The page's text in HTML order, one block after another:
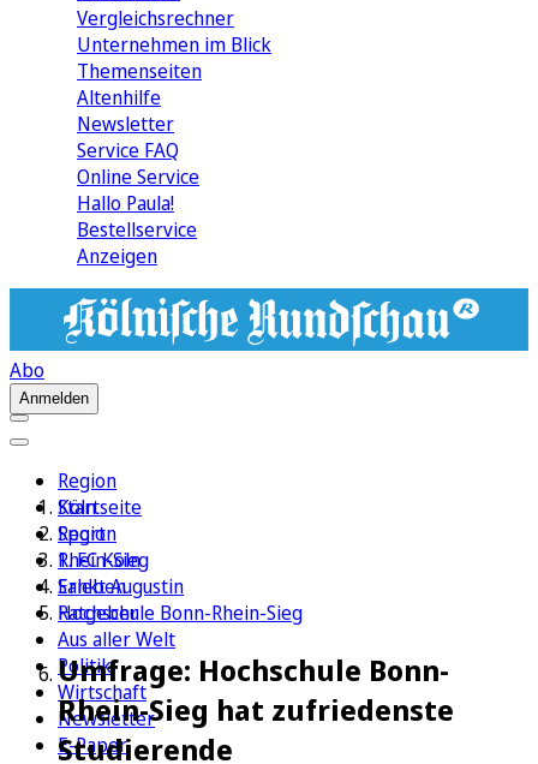
Vergleichsrechner
Unternehmen im Blick
Themenseiten
Altenhilfe
Newsletter
Service FAQ
Online Service
Hallo Paula!
Bestellservice
Anzeigen
Abo
Anmelden
Region
Köln
Sport
1. FC Köln
Erleben
Ratgeber
Aus aller Welt
Politik
Wirtschaft
Newsletter
E-Paper
Startseite
Region
Rhein-Sieg
Sankt Augustin
Hochschule Bonn-Rhein-Sieg
Umfrage: Hochschule Bonn-
Rhein-Sieg hat zufriedenste
Studierende